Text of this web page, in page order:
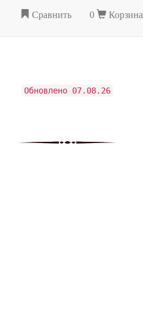
Сравнить 0 Корзина
Обновлено 07.08.26